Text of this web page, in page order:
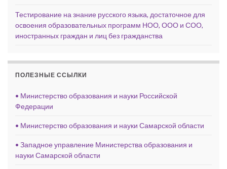
Тестирование на знание русского языка, достаточное для
освоения образовательных программ НОО, ООО и СОО,
иностранных граждан и лиц без гражданства
ПОЛЕЗНЫЕ ССЫЛКИ
• Министерство образования и науки Российской
Федерации
• Министерство образования и науки Самарской области
• Западное управление Министерства образования и
науки Самарской области